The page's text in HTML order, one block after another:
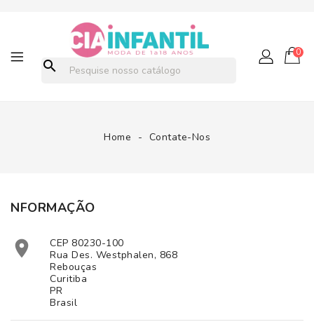
search
0
Home Contate-Nos
NFORMAÇÃO

CEP 80230-100
Rua Des. Westphalen, 868
Rebouças
Curitiba
PR
Brasil